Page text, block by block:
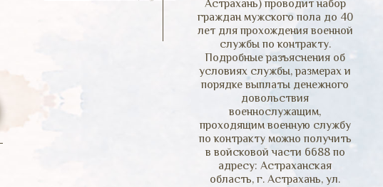
Астрахань) проводит набор
граждан мужского пола до 40
лет для прохождения военной
службы по контракту.
Подробные разъяснения об
условиях службы, размерах и
порядке выплаты денежного
довольствия
военнослужащим,
проходящим военную службу
по контракту можно получить
в войсковой части 6688 по
адресу: Астраханская
область, г. Астрахань, ул.